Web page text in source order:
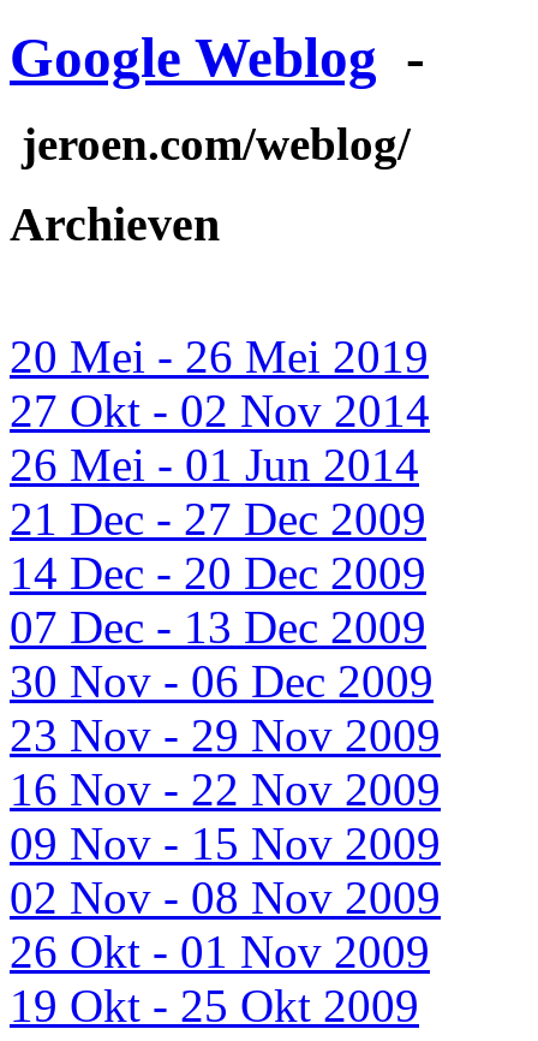
Google Weblog -
jeroen.com/weblog/
Archieven
20 Mei - 26 Mei 2019
27 Okt - 02 Nov 2014
26 Mei - 01 Jun 2014
21 Dec - 27 Dec 2009
14 Dec - 20 Dec 2009
07 Dec - 13 Dec 2009
30 Nov - 06 Dec 2009
23 Nov - 29 Nov 2009
16 Nov - 22 Nov 2009
09 Nov - 15 Nov 2009
02 Nov - 08 Nov 2009
26 Okt - 01 Nov 2009
19 Okt - 25 Okt 2009